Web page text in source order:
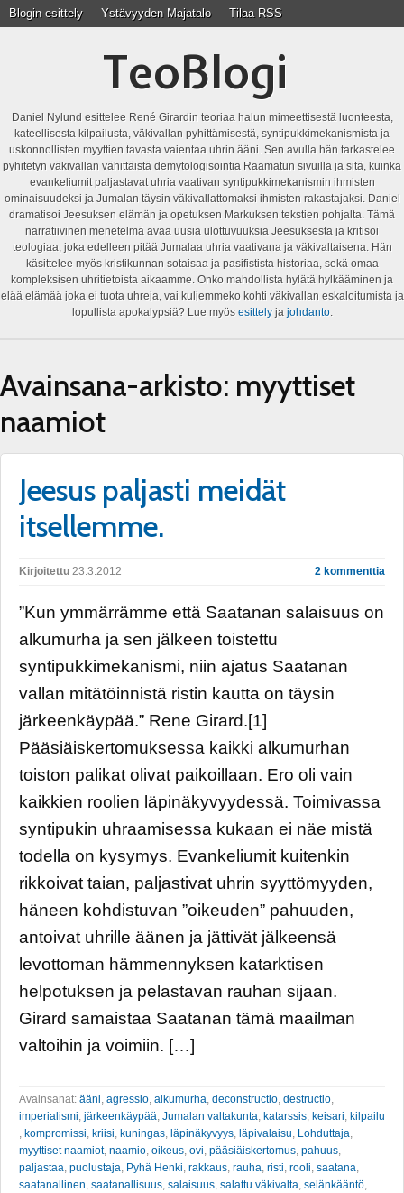
Blogin esittely Ystävyyden Majatalo Tilaa RSS
TeoBlogi
Daniel Nylund esittelee René Girardin teoriaa halun mimeettisestä luonteesta,
kateellisesta kilpailusta, väkivallan pyhittämisestä, syntipukkimekanismista ja
uskonnollisten myyttien tavasta vaientaa uhrin ääni. Sen avulla hän tarkastelee
pyhitetyn väkivallan vähittäistä demytologisointia Raamatun sivuilla ja sitä, kuinka
evankeliumit paljastavat uhria vaativan syntipukkimekanismin ihmisten
ominaisuudeksi ja Jumalan täysin väkivallattomaksi ihmisten rakastajaksi. Daniel
dramatisoi Jeesuksen elämän ja opetuksen Markuksen tekstien pohjalta. Tämä
narratiivinen menetelmä avaa uusia ulottuvuuksia Jeesuksesta ja kritisoi
teologiaa, joka edelleen pitää Jumalaa uhria vaativana ja väkivaltaisena. Hän
käsittelee myös kristikunnan sotaisaa ja pasifistista historiaa, sekä omaa
kompleksisen uhritietoista aikaamme. Onko mahdollista hylätä hylkääminen ja
elää elämää joka ei tuota uhreja, vai kuljemmeko kohti väkivallan eskaloitumista ja
lopullista apokalypsiä? Lue myös esittelyja johdanto.
Avainsana-arkisto: myyttiset
naamiot
Jeesus paljasti meidät
itsellemme.
Kirjoitettu 23.3.2012 2 kommenttia
”Kun ymmärrämme että Saatanan salaisuus on
alkumurha ja sen jälkeen toistettu
syntipukkimekanismi, niin ajatus Saatanan
vallan mitätöinnistä ristin kautta on täysin
järkeenkäypää.” Rene Girard.[1]
Pääsiäiskertomuksessa kaikki alkumurhan
toiston palikat olivat paikoillaan. Ero oli vain
kaikkien roolien läpinäkyvyydessä. Toimivassa
syntipukin uhraamisessa kukaan ei näe mistä
todella on kysymys. Evankeliumit kuitenkin
rikkoivat taian, paljastivat uhrin syyttömyyden,
häneen kohdistuvan ”oikeuden” pahuuden,
antoivat uhrille äänen ja jättivät jälkeensä
levottoman hämmennyksen katarktisen
helpotuksen ja pelastavan rauhan sijaan.
Girard samaistaa Saatanan tämä maailman
valtoihin ja voimiin. […]
Avainsanat: ääni agressio alkumurha deconstructio destructio
imperialismi järkeenkäypää Jumalan valtakunta katarssis keisari kilpailu
kompromissi kriisi kuningas läpinäkyvyys läpivalaisu Lohduttaja
myyttiset naamiot, naamio oikeus ovi pääsiäiskertomus pahuus
paljastaa puolustaja Pyhä Henki rakkaus rauha risti rooli saatana
saatanallinen saatanallisuus salaisuus salattu väkivalta selänkääntö